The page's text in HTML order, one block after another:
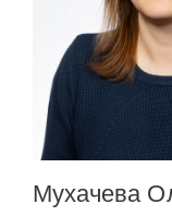
Мухачева